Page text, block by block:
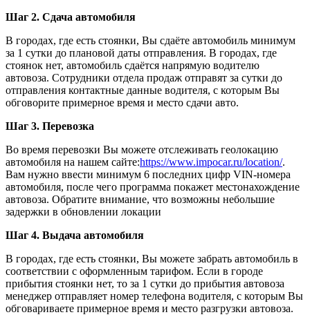
Шаг 2. Сдача автомобиля
В городах, где есть стоянки, Вы сдаёте автомобиль минимум
за 1 сутки до плановой даты отправления. В городах, где
стоянок нет, автомобиль сдаётся напрямую водителю
автовоза. Сотрудники отдела продаж отправят за сутки до
отправления контактные данные водителя, с которым Вы
обговорите примерное время и место сдачи авто.
Шаг 3. Перевозка
Во время перевозки Вы можете отслеживать геолокацию
автомобиля на нашем сайте:https://www.impocar.ru/location/.
Вам нужно ввести минимум 6 последних цифр VIN-номера
автомобиля, после чего программа покажет местонахождение
автовоза. Обратите внимание, что возможны небольшие
задержки в обновлении локации
Шаг 4. Выдача автомобиля
В городах, где есть стоянки, Вы можете забрать автомобиль в
соответствии с оформленным тарифом. Если в городе
прибытия стоянки нет, то за 1 сутки до прибытия автовоза
менеджер отправляет номер телефона водителя, с которым Вы
обговариваете примерное время и место разгрузки автовоза.